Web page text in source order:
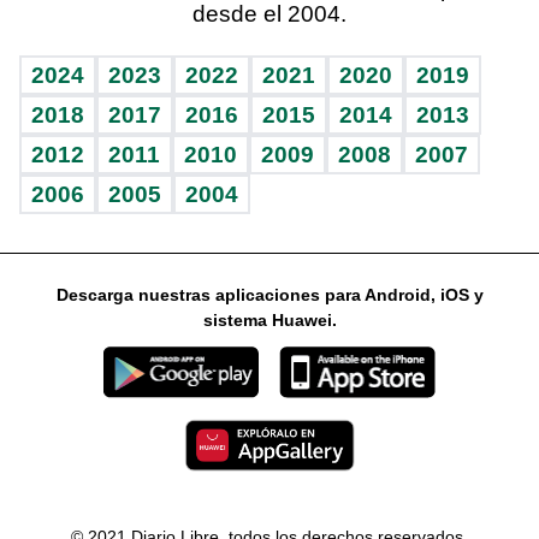
Vida y familia
Eñe
Celebrando la vida
Sin complejos
En pocas palabras
Escuchando al corazón
Economía Personal
Consulta Libre
BRV
TBT Deportivo
Ágora
Guía del dinero
Horóscopos
desde el 2004.
2024 2023 2022 2021 2020
2019
2018
2017 2016 2015 2014
2013
2012
2011 2010 2009 2008
2007
2006
2005 2004
Descarga nuestras aplicaciones para Android, iOS y
sistema Huawei.